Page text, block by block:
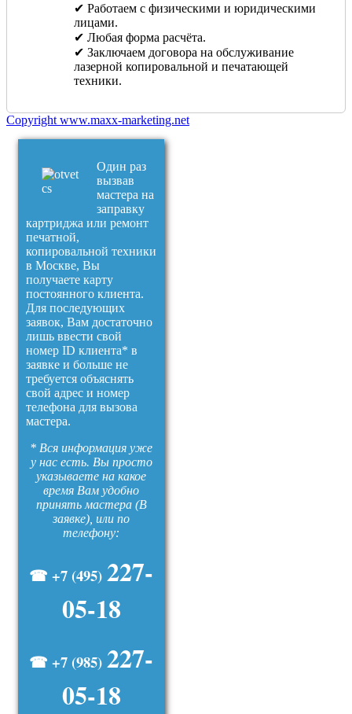
✔ Работаем с физическими и юридическими
лицами.
✔ Любая форма расчёта.
✔ Заключаем договора на обслуживание
лазерной копировальной и печатающей
техники.
Copyright www.maxx-marketing.net
Один раз
вызвав
мастера на
заправку
картриджа или ремонт
печатной,
копировальной техники
в Москве, Вы
получаете карту
постоянного клиента.
Для последующих
заявок, Вам достаточно
лишь ввести свой
номер ID клиента* в
заявке и больше не
требуется объяснять
свой адрес и номер
телефона для вызова
мастера.
* Вся информация уже
у нас есть. Вы просто
указываете на какое
время Вам удобно
принять мастера (В
заявке), или по
телефону:
☎ +7 (495) 227-
05-18
☎ +7 (985) 227-
05-18